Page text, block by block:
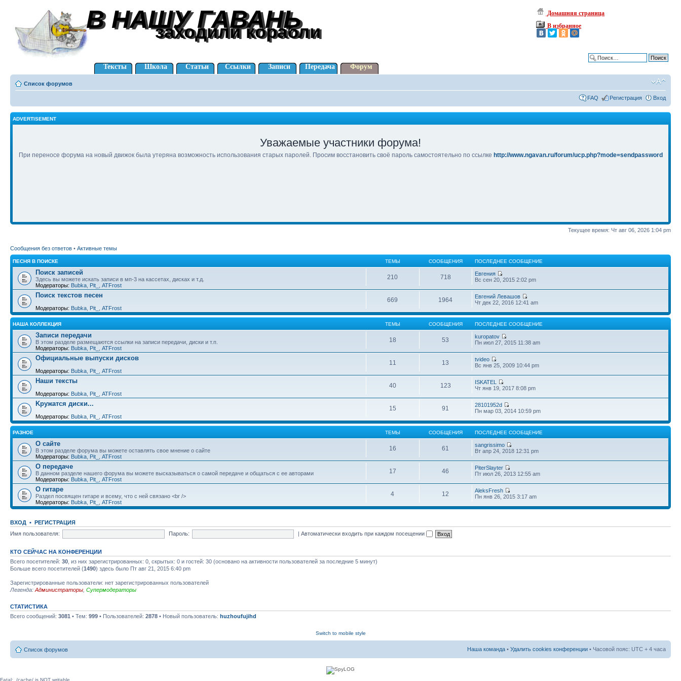
В НАШУ ГАВАНЬ
В НАШУ ГАВАНЬ
заходили корабли
заходили корабли
Домашняя страница
В избранное
Тексты Школа Статьи Ссылки Записи Передача Форум
Список форумов
FAQ Регистрация Вход
ADVERTISEMENT
Уважаемые участники форума!
При переносе форума на новый движок была утеряна возможность использования старых паролей. Просим восстановить своё пароль самостоятельно по ссылке http://www.ngavan.ru/forum/ucp.php?mode=sendpassword
Текущее время: Чт авг 06, 2026 1:04 pm
Сообщения без ответов • Активные темы
ПЕСНЯ В ПОИСКЕ ТЕМЫ СООБЩЕНИЯ ПОСЛЕДНЕЕ СООБЩЕНИЕ
Поиск записей
Здесь вы можете искать записи в мп-3 на кассетах, дисках и т.д.
Модераторы: Bubka Pit_ ATFrost
210 718
Евгения
Вс сен 20, 2015 2:02 pm
Поиск текстов песен
Модераторы: Bubka Pit_ ATFrost
669 1964
Евгений Левашов
Чт дек 22, 2016 12:41 am
НАША КОЛЛЕКЦИЯ ТЕМЫ СООБЩЕНИЯ ПОСЛЕДНЕЕ СООБЩЕНИЕ
Записи передачи
В этом разделе размещаются ссылки на записи передачи, диски и т.п.
Модераторы: Bubka Pit_ ATFrost
18 53
kuropatov
Пн июл 27, 2015 11:38 am
Официальные выпуски дисков
Модераторы: Bubka Pit_ ATFrost
11 13
tvideo
Вс янв 25, 2009 10:44 pm
Наши тексты
Модераторы: Bubka Pit_ ATFrost
40 123
ISKATEL
Чт янв 19, 2017 8:08 pm
Kружатся диски...
Модераторы: Bubka Pit_ ATFrost
15 91
28101952d
Пн мар 03, 2014 10:59 pm
РАЗНОЕ ТЕМЫ СООБЩЕНИЯ ПОСЛЕДНЕЕ СООБЩЕНИЕ
О сайте
В этом разделе форума вы можете оставлять свое мнение о сайте
Модераторы: Bubka Pit_ ATFrost
16 61
sangrissimo
Вт апр 24, 2018 12:31 pm
О передаче
В данном разделе нашего форума вы можете высказываться о самой передаче и общаться с ее авторами
Модераторы: Bubka Pit_ ATFrost
17 46
PiterSlayter
Пт июл 26, 2013 12:55 am
О гитаре
Раздел посвящен гитаре и всему, что с ней связано <br />
Модераторы: Bubka Pit_ ATFrost
4 12
AleksFresh
Пн янв 26, 2015 3:17 am
ВХОД • РЕГИСТРАЦИЯ
Имя пользователя:
Пароль: |Автоматически входить при каждом посещении
КТО СЕЙЧАС НА КОНФЕРЕНЦИИ
Всего посетителей: 30 , из них зарегистрированных: 0, скрытых: 0 и гостей: 30 (основано на активности пользователей за последние 5 минут)
Больше всего посетителей (1490) здесь было Пт авг 21, 2015 6:40 pm
Зарегистрированные пользователи: нет зарегистрированных пользователей
Легенда: Администраторы Супермодераторы
СТАТИСТИКА
Всего сообщений: 3081 • Тем: 999 • Пользователей: 2878 • Новый пользователь: huzhoufujihd
Switch to mobile style
Список форумов Наша команда • Удалить cookies конференции • Часовой пояс: UTC + 4 часа
Fatal: ./cache/ is NOT writable.